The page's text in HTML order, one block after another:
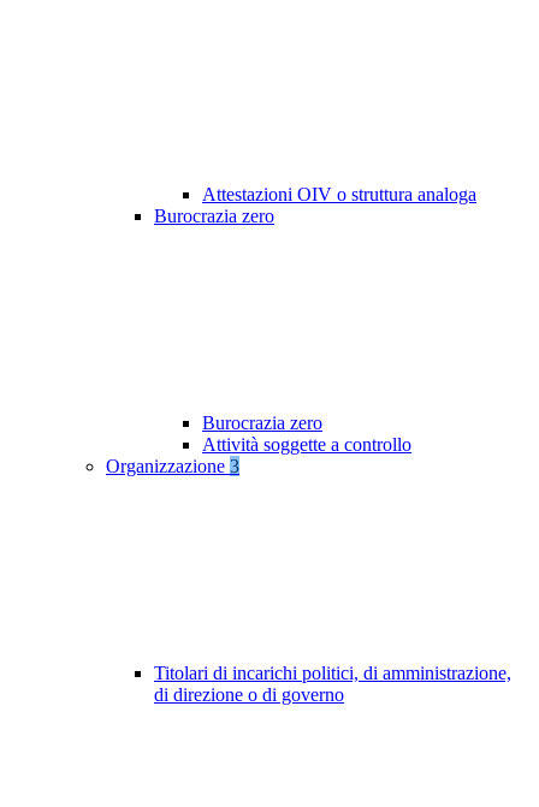
Attestazioni OIV o struttura analoga
Burocrazia zero
Burocrazia zero
Attività soggette a controllo
Organizzazione 3
Titolari di incarichi politici, di amministrazione,
di direzione o di governo